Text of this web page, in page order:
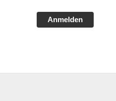
Anmelden